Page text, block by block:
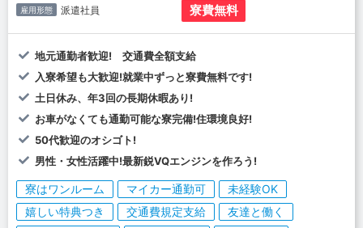
雇用形態 派遣社員 寮費無料
地元通勤者歓迎! 交通費全額支給
入寮希望も大歓迎!就業中ずっと寮費無料です!
土日休み、年3回の長期休暇あり!
お車がなくても通勤可能な寮完備!住環境良好!
50代歓迎のオシゴト!
男性・女性活躍中!最新鋭VQエンジンを作ろう!
寮はワンルーム マイカー通勤可
未経験OK
嬉しい特典つき
交通費規定支給
友達と働く